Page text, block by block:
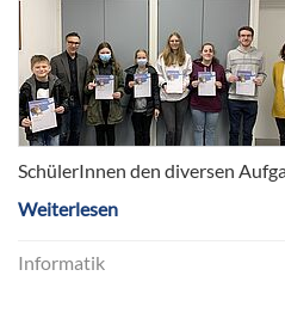
SchülerInnen den diversen
Weiterlesen
Informatik